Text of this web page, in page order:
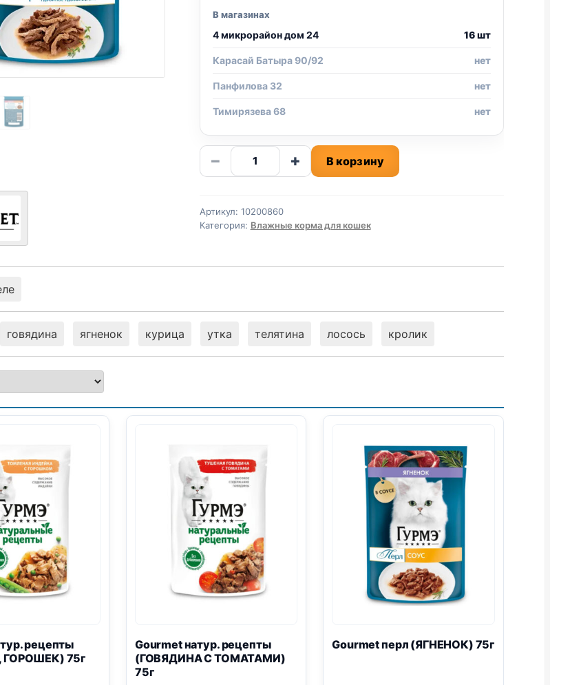
В магазинах
4 микрорайон дом 24 16 шт
Карасай Батыра 90/92 нет
Панфилова 32 нет
Тимирязева 68 нет
−
Количество
товара
дуэт
75г
+ В корзину
Артикул: 10200860
Категория: Влажные корма для кошек
говядина ягненок курица утка телятина лосось кролик
рецепты
75г
Gourmet натур. рецепты
(ГОВЯДИНА С ТОМАТАМИ)
75г
Gourmet перл (ЯГНЕНОК) 75г